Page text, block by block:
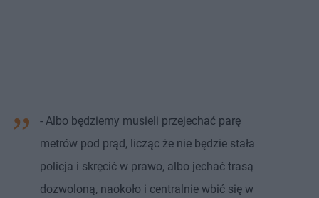
- Albo będziemy musieli przejechać parę
metrów pod prąd, licząc że nie będzie stała
policja i skręcić w prawo, albo jechać trasą
dozwoloną, naokoło i centralnie wbić się w